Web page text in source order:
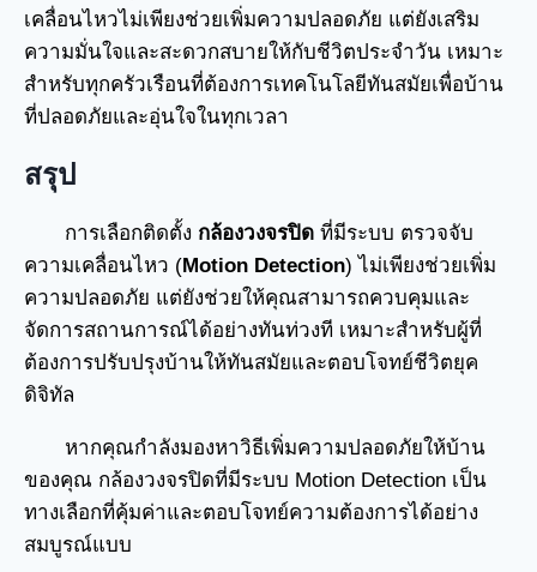
เคลื่อนไหวไม่เพียงช่วยเพิ่มความปลอดภัย แต่ยังเสริม
ความมั่นใจและสะดวกสบายให้กับชีวิตประจำวัน เหมาะ
สำหรับทุกครัวเรือนที่ต้องการเทคโนโลยีทันสมัยเพื่อบ้าน
ที่ปลอดภัยและอุ่นใจในทุกเวลา
สรุป
การเลือกติดตั้ง กล้องวงจรปิด ที่มีระบบ ตรวจจับ
ความเคลื่อนไหว (Motion Detection) ไม่เพียงช่วยเพิ่ม
ความปลอดภัย แต่ยังช่วยให้คุณสามารถควบคุมและ
จัดการสถานการณ์ได้อย่างทันท่วงที เหมาะสำหรับผู้ที่
ต้องการปรับปรุงบ้านให้ทันสมัยและตอบโจทย์ชีวิตยุค
ดิจิทัล
หากคุณกำลังมองหาวิธีเพิ่มความปลอดภัยให้บ้าน
ของคุณ กล้องวงจรปิดที่มีระบบ Motion Detection เป็น
ทางเลือกที่คุ้มค่าและตอบโจทย์ความต้องการได้อย่าง
สมบูรณ์แบบ